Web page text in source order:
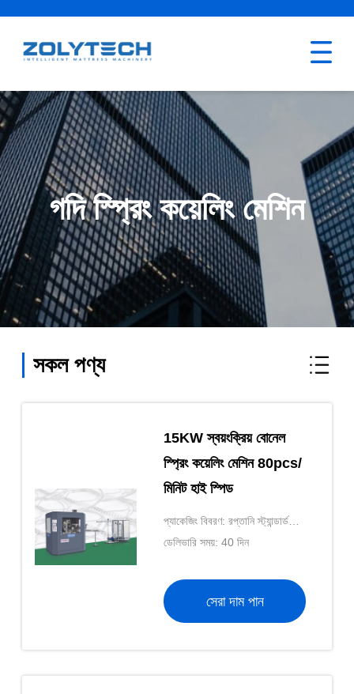
গদি স্প্রিং কয়েলিং মেশিন
সকল পণ্য
15KW স্বয়ংক্রিয় বোনেল
স্প্রিং কয়েলিং মেশিন 80pcs/
মিনিট হাই স্পিড
প্যাকেজিং বিবরণ: রপ্তানি স্ট্যান্ডার্ড
প্যাকিং
ডেলিভারি সময়: 40 দিন
সেরা দাম পান